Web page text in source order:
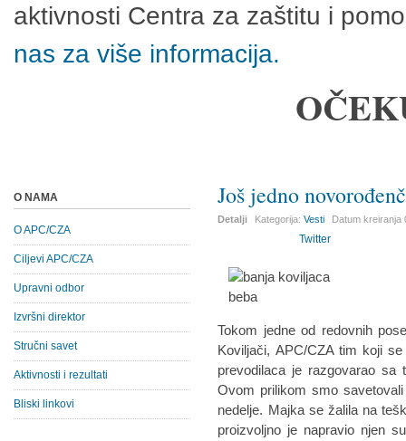
aktivnosti Centra za zaštitu i
nas za više informacija.
Još jedno
Detalji Kategorija:Vesti Datum kreiranja
Twitter
Tokom jedne od redovnih
Koviljači, APC/CZA tim koji
prevodilaca je razgovarao sa
Ovom prilikom smo
nedelje. Majka se žalila na
proizvoljno je napravio njen
O NAMA
O APC/CZA
Ciljevi APC/CZA
Upravni odbor
Izvršni direktor
Stručni savet
Aktivnosti i rezultati
Bliski linkovi